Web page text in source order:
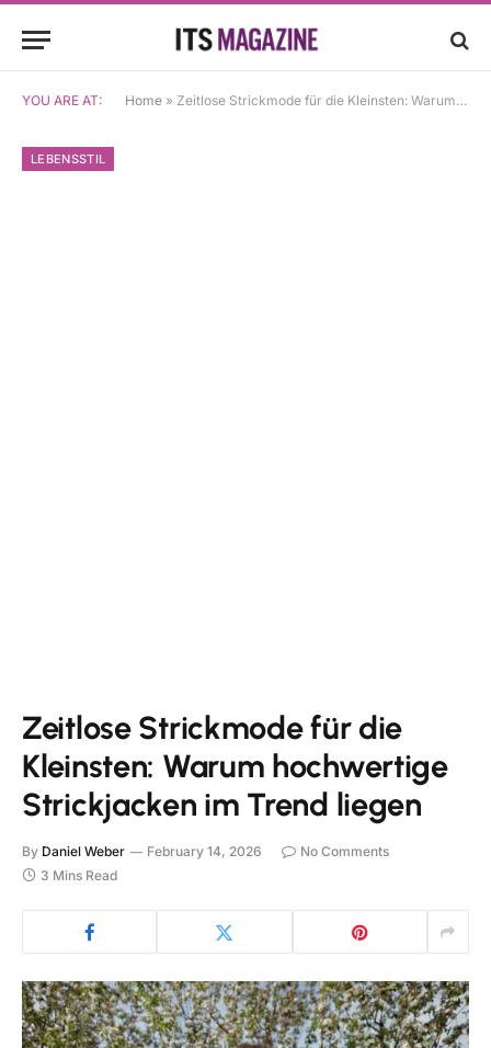
YOU ARE AT: Home » Zeitlose Strickmode für die Kleinsten: Warum hochwertige Strickjacken im Trend liegen
LEBENSSTIL
Zeitlose Strickmode für die
Kleinsten: Warum hochwertige
Strickjacken im Trend liegen
By Daniel Weber February 14, 2026
No Comments
3 Mins Read